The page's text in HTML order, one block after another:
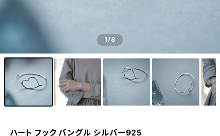
1/8
ハート フック バングル シルバー925